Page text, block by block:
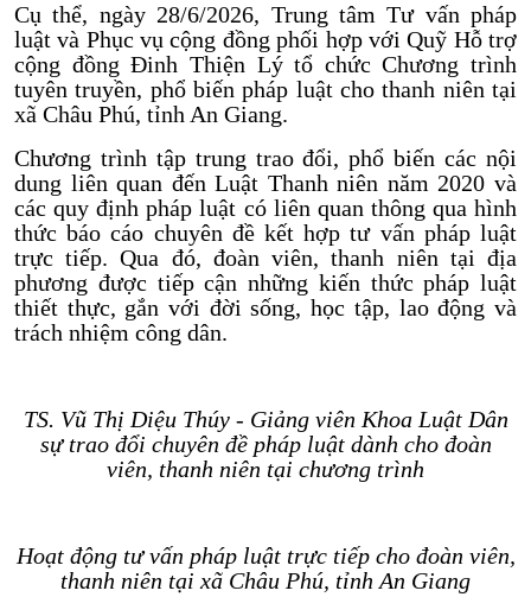
Cụ thể, ngày 28/6/2026, Trung tâm Tư vấn pháp
luật và Phục vụ cộng đồng phối hợp với Quỹ Hỗ trợ
cộng đồng Đinh Thiện Lý tổ chức Chương trình
tuyên truyền, phổ biến pháp luật cho thanh niên tại
xã Châu Phú, tỉnh An Giang.
Chương trình tập trung trao đổi, phổ biến các nội
dung liên quan đến Luật Thanh niên năm 2020 và
các quy định pháp luật có liên quan thông qua hình
thức báo cáo chuyên đề kết hợp tư vấn pháp luật
trực tiếp. Qua đó, đoàn viên, thanh niên tại địa
phương được tiếp cận những kiến thức pháp luật
thiết thực, gắn với đời sống, học tập, lao động và
trách nhiệm công dân.
TS. Vũ Thị Diệu Thúy - Giảng viên Khoa Luật Dân
sự trao đổi chuyên đề pháp luật dành cho đoàn
viên, thanh niên tại chương trình
Hoạt động tư vấn pháp luật trực tiếp cho đoàn viên,
thanh niên tại xã Châu Phú, tỉnh An Giang